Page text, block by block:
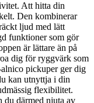
Att hitta din
Den kombinerar
ljud med lätt
funktioner som gör
är lättare än på
dig för ryggvärk som
pickuper ger dig
kan utnyttja i din
flexibilitet.
du därmed njuta av